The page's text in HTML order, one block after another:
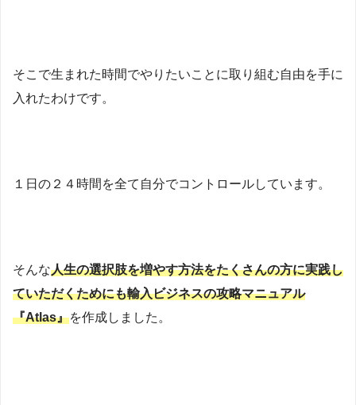
そこで生まれた時間でやりたいことに取り組む自由を手に
入れたわけです。
１日の２４時間を全て自分でコントロールしています。
そんな人生の選択肢を増やす方法をたくさんの方に実践し
ていただくためにも輸入ビジネスの攻略マニュアル
『Atlas』を作成しました。